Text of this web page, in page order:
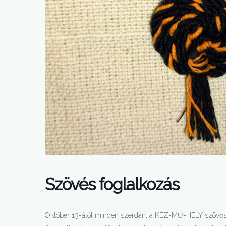
Szövés foglalkozás
Október 13-ától minden szerdán, a KÉZ-MŰ-HELY